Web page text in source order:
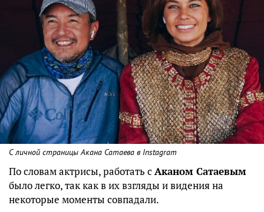
С личной страницы Акана Сатаева в Instagram
По словам актрисы, работать сАканом Сатаевым
было легко, так как в их взгляды и видения на
некоторые моменты совпадали.